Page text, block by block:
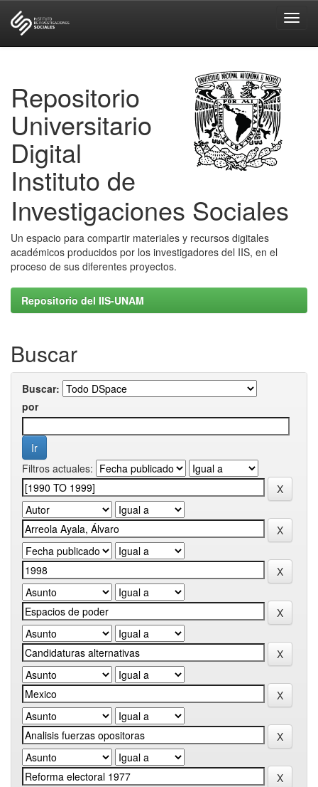
Repositorio
Universitario
Digital
Instituto de
Investigaciones Sociales
Un espacio para compartir materiales y recursos digitales
académicos producidos por los investigadores del IIS, en el
proceso de sus diferentes proyectos.
Repositorio del IIS-UNAM
Buscar
Buscar:
por
Filtros actuales: